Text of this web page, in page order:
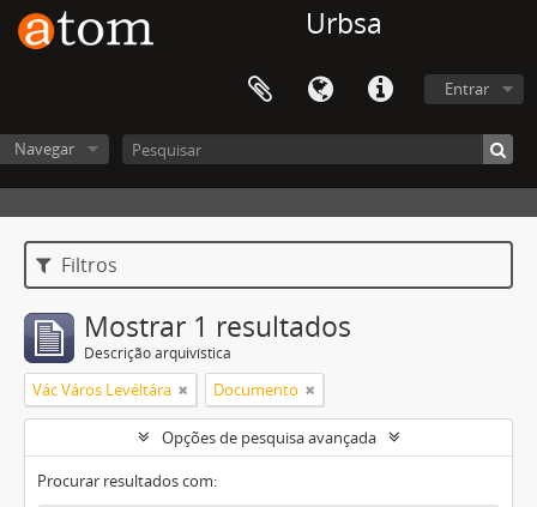
Urbsa
Entrar
Navegar
Filtros
Mostrar 1 resultados
Descrição arquivística
Vác Város Levéltára Documento
Opções de pesquisa avançada
Procurar resultados com: